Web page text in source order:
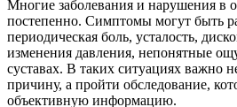
Многие заболевания и нарушения в
постепенно. Симптомы могут быть
периодическая боль, усталость,
изменения давления, непонятные
суставах. В таких ситуациях важно
причину, а пройти обследование,
объективную информацию.